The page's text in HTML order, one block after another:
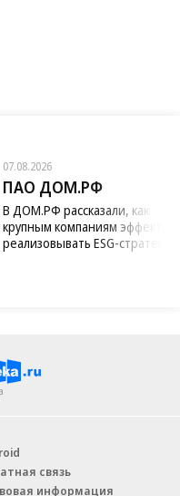
07.08.2026
ПАО ДОМ.РФ
В ДОМ.РФ рассказали, как
крупным компаниям
реализовывать ESG-стратегию
связь
информация